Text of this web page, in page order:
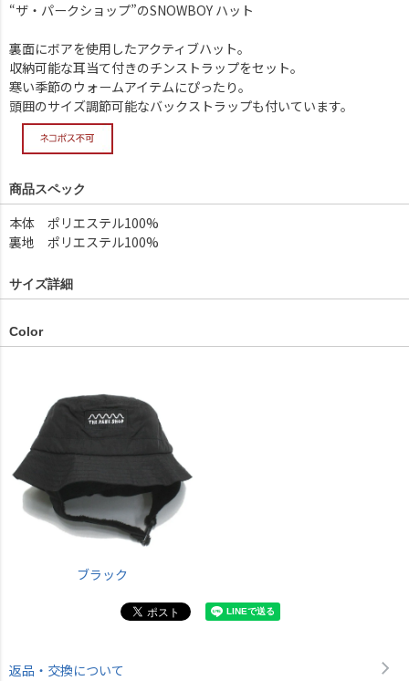
“ザ・パークショップ”のSNOWBOY ハット
裏面にボアを使用したアクティブハット。
収納可能な耳当て付きのチンストラップをセット。
寒い季節のウォームアイテムにぴったり。
頭囲のサイズ調節可能なバックストラップも付いています。
商品スペック
本体 ポリエステル100%
裏地 ポリエステル100%
サイズ詳細
Color
ブラック
返品・交換について